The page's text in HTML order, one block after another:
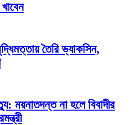
তৈরি ভ্যাকসিন,
ময়নাতদন্ত না হলে বিবাদীর